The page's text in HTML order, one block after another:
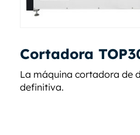
Cortadora
La máquina cortadora de
definitiva.